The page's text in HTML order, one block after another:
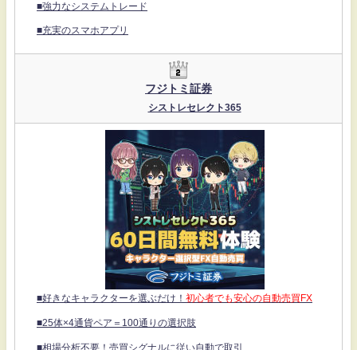
■強力なシステムトレード
■充実のスマホアプリ
フジトミ証券
シストレセレクト365
■好きなキャラクターを選ぶだけ！ 初心者でも安心の自動売買FX
■25体×4通貨ペア＝100通りの選択肢
■相場分析不要！売買シグナルに従い自動で取引